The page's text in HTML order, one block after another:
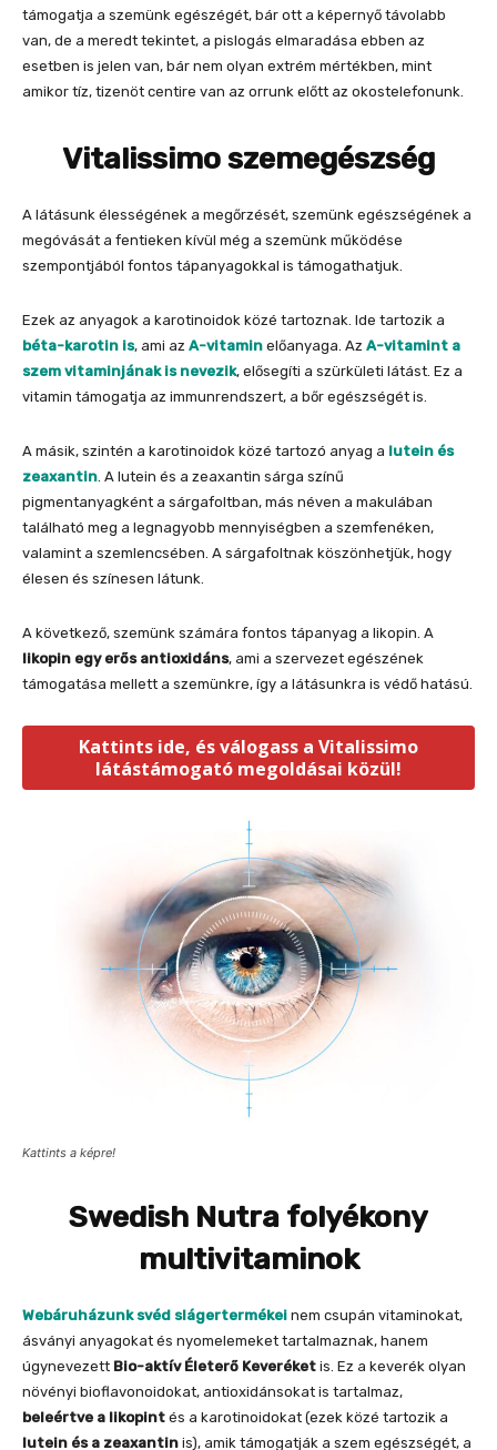
támogatja a szemünk egészégét, bár ott a képernyő távolabb
van, de a meredt tekintet, a pislogás elmaradása ebben az
esetben is jelen van, bár nem olyan extrém mértékben, mint
amikor tíz, tizenöt centire van az orrunk előtt az okostelefonunk.
Vitalissimo szemegészség
A látásunk élességének a megőrzését, szemünk egészségének a
megóvását a fentieken kívül még a szemünk működése
szempontjából fontos tápanyagokkal is támogathatjuk.
Ezek az anyagok a karotinoidok közé tartoznak. Ide tartozik a
béta-karotin is, ami az A-vitamin előanyaga. Az A-vitamint a
szem vitaminjának is nevezik, elősegíti a szürkületi látást. Ez a
vitamin támogatja az immunrendszert, a bőr egészségét is.
A másik, szintén a karotinoidok közé tartozó anyag a lutein és
zeaxantin. A lutein és a zeaxantin sárga színű
pigmentanyagként a sárgafoltban, más néven a makulában
található meg a legnagyobb mennyiségben a szemfenéken,
valamint a szemlencsében. A sárgafoltnak köszönhetjük, hogy
élesen és színesen látunk.
A következő, szemünk számára fontos tápanyag a likopin. A
likopin egy erős antioxidáns, ami a szervezet egészének
támogatása mellett a szemünkre, így a látásunkra is védő hatású.
Kattints ide, és válogass a Vitalissimo
látástámogató megoldásai közül!
Kattints a képre!
Swedish Nutra folyékony
multivitaminok
Webáruházunk svéd slágertermékei nem csupán vitaminokat,
ásványi anyagokat és nyomelemeket tartalmaznak, hanem
úgynevezett Bio-aktív Életerő Keveréket is. Ez a keverék olyan
növényi bioflavonoidokat, antioxidánsokat is tartalmaz,
beleértve a likopint és a karotinoidokat (ezek közé tartozik a
lutein és a zeaxantin is), amik támogatják a szem egészségét, a